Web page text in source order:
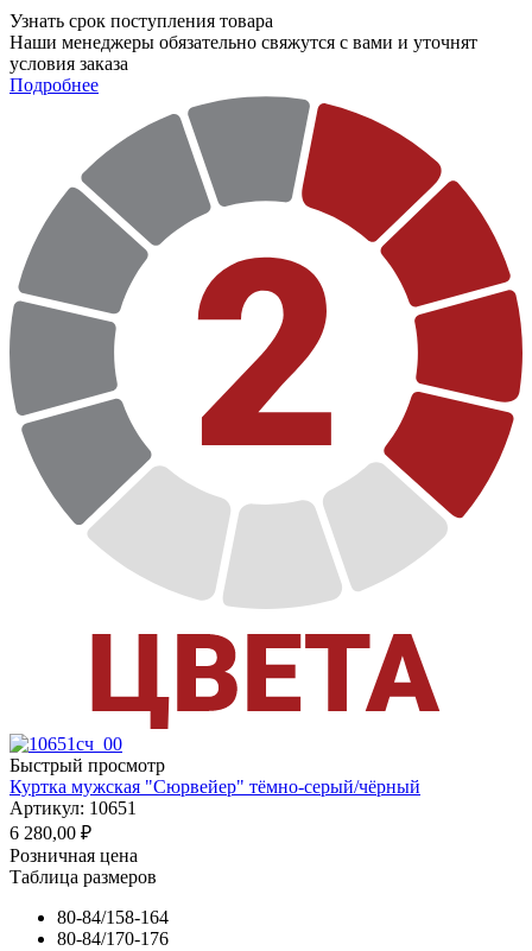
Узнать срок поступления товара
Наши менеджеры обязательно свяжутся с вами и уточнят
условия заказа
Подробнее
Быстрый просмотр
Куртка мужская "Сюрвейер" тёмно-серый/чёрный
Артикул: 10651
6 280,00 ₽
Розничная цена
Таблица размеров
80-84/158-164
80-84/170-176